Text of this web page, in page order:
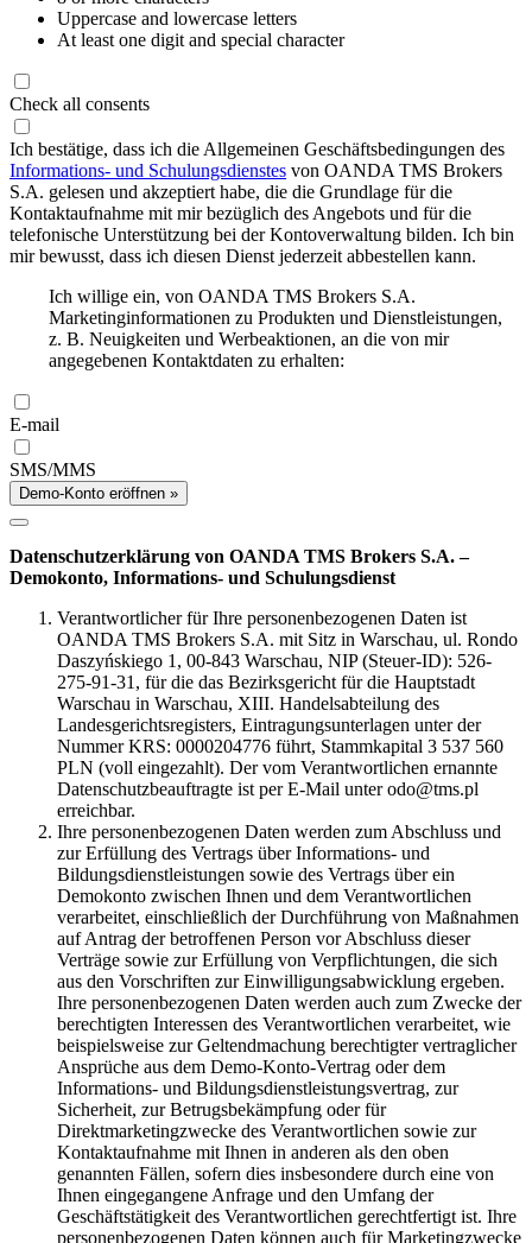
Uppercase and lowercase letters
At least one digit and special character
Check all consents
Ich bestätige, dass ich die Allgemeinen Geschäftsbedingungen des
Informations- und Schulungsdienstes von OANDA TMS Brokers
S.A. gelesen und akzeptiert habe, die die Grundlage für die
Kontaktaufnahme mit mir bezüglich des Angebots und für die
telefonische Unterstützung bei der Kontoverwaltung bilden. Ich bin
mir bewusst, dass ich diesen Dienst jederzeit abbestellen kann.
Ich willige ein, von OANDA TMS Brokers S.A.
Marketinginformationen zu Produkten und Dienstleistungen,
z. B. Neuigkeiten und Werbeaktionen, an die von mir
angegebenen Kontaktdaten zu erhalten:
E-mail
SMS/MMS
Demo-Konto eröffnen »
Datenschutzerklärung von OANDA TMS Brokers S.A. –
Demokonto, Informations- und Schulungsdienst
Verantwortlicher für Ihre personenbezogenen Daten ist
OANDA TMS Brokers S.A. mit Sitz in Warschau, ul. Rondo
Daszyńskiego 1, 00-843 Warschau, NIP (Steuer-ID): 526-
275-91-31, für die das Bezirksgericht für die Hauptstadt
Warschau in Warschau, XIII. Handelsabteilung des
Landesgerichtsregisters, Eintragungsunterlagen unter der
Nummer KRS: 0000204776 führt, Stammkapital 3 537 560
PLN (voll eingezahlt). Der vom Verantwortlichen ernannte
Datenschutzbeauftragte ist per E-Mail unter odo@tms.pl
erreichbar.
Ihre personenbezogenen Daten werden zum Abschluss und
zur Erfüllung des Vertrags über Informations- und
Bildungsdienstleistungen sowie des Vertrags über ein
Demokonto zwischen Ihnen und dem Verantwortlichen
verarbeitet, einschließlich der Durchführung von Maßnahmen
auf Antrag der betroffenen Person vor Abschluss dieser
Verträge sowie zur Erfüllung von Verpflichtungen, die sich
aus den Vorschriften zur Einwilligungsabwicklung ergeben.
Ihre personenbezogenen Daten werden auch zum Zwecke der
berechtigten Interessen des Verantwortlichen verarbeitet, wie
beispielsweise zur Geltendmachung berechtigter vertraglicher
Ansprüche aus dem Demo-Konto-Vertrag oder dem
Informations- und Bildungsdienstleistungsvertrag, zur
Sicherheit, zur Betrugsbekämpfung oder für
Direktmarketingzwecke des Verantwortlichen sowie zur
Kontaktaufnahme mit Ihnen in anderen als den oben
genannten Fällen, sofern dies insbesondere durch eine von
Ihnen eingegangene Anfrage und den Umfang der
Geschäftstätigkeit des Verantwortlichen gerechtfertigt ist. Ihre
personenbezogenen Daten können auch für Marketingzwecke